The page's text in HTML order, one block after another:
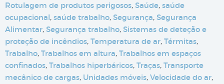
Rotulagem de produtos perigosos, Saúde, saúde
ocupacional, saúde trabalho, Segurança, Segurança
Alimentar, Segurança trabalho, Sistemas de deteção e
proteção de incêndios, Temperatura de ar, Térmitas,
Trabalho, Trabalhos em altura, Trabalhos em espaços
confinados, Trabalhos hiperbáricos, Traças, Transporte
mecânico de cargas, Unidades móveis, Velocidade do ar,